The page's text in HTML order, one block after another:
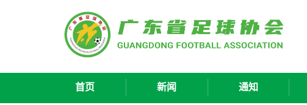
首页 新闻 通知